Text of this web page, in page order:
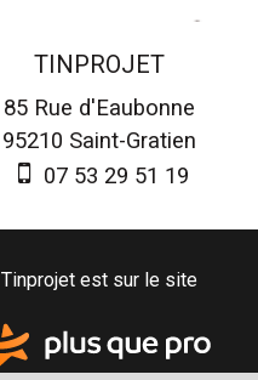
TINPROJET
85 Rue d'Eaubonne
95210 Saint-Gratien
07 53 29 51 19
Tinprojet est sur le site